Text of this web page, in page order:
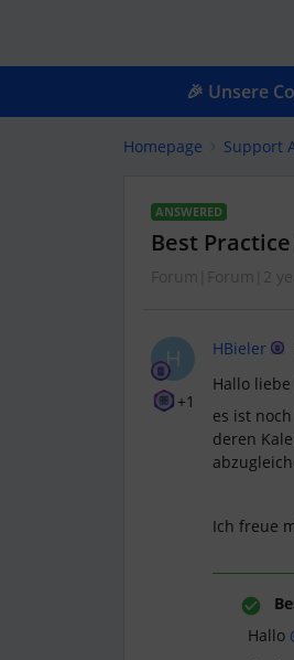
🎉 Unsere
Homepage Support
ANSWERED
Best
Forum|Forum|2
H
+1
HBieler
Hallo
es ist
deren
Ich freue
Hallo